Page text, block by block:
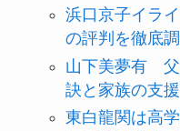
浜口京子イラ
の評判を徹底調
山下美夢有 父
訣と家族の支援
東白龍関は高